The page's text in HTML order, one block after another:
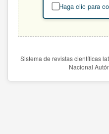
Haga clic para
Sistema de revistas científicas
Nacional